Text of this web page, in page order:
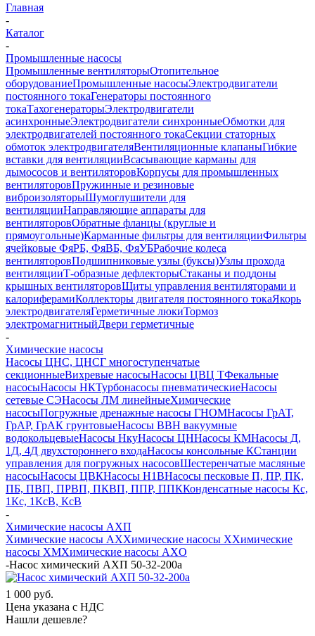
Главная
-
Каталог
-
Промышленные насосы
Промышленные вентиляторыОтопительное
оборудованиеПромышленные насосыЭлектродвигатели
постоянного токаГенераторы постоянного
токаТахогенераторыЭлектродвигатели
асинхронныеЭлектродвигатели синхронныеОбмотки для
электродвигателей постоянного токаСекции статорных
обмоток электродвигателяВентиляционные клапаныГибкие
вставки для вентиляцииВсасывающие карманы для
дымососов и вентиляторовКорпусы для промышленных
вентиляторовПружинные и резиновые
виброизоляторыШумоглушители для
вентиляцииНаправляющие аппараты для
вентиляторовОбратные фланцы (круглые и
прямоугольные)Карманные фильтры для вентиляцииФильтры
ячейковые ФяРБ, ФяВБ, ФяУБРабочие колеса
вентиляторовПодшипниковые узлы (буксы)Узлы прохода
вентиляцииТ-образные дефлекторыСтаканы и поддоны
крышных вентиляторовЩиты управления вентиляторами и
калориферамиКоллекторы двигателя постоянного токаЯкорь
электродвигателяГерметичные люкиТормоз
электромагнитныйДвери герметичные
-
Химические насосы
Насосы ЦНС, ЦНСГ многоступенчатые
секционныеВихревые насосыНасосы ЦВЦ ТФекальные
насосыНасосы НКТурбонасосы пневматическиеНасосы
сетевые СЭНасосы ЛМ линейныеХимические
насосыПогружные дренажные насосы ГНОМНасосы ГрАТ,
ГрАР, ГрАК грунтовыеНасосы ВВН вакуумные
водокольцевыеНасосы НкуНасосы ЦННасосы КМНасосы Д,
1Д, 4Д двухстороннего входаНасосы консольные КСтанции
управления для погружных насосовШестеренчатые масляные
насосыНасосы ЦВКНасосы Н1ВНасосы песковые П, ПР, ПК,
ПБ, ПВП, ПРВП, ПКВП, ППР, ППККонденсатные насосы Кс,
1Кс, 1КсВ, КсВ
-
Химические насосы АХП
Химические насосы AXХимические насосы XХимические
насосы XМХимические насосы AXО
-Насос химический АХП 50-32-200а
1 000 руб.
Цена указана с НДС
Нашли дешевле?